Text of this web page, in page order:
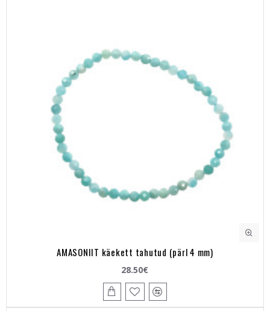
AMASONIIT käekett tahutud (pärl 4 mm)
28.50€